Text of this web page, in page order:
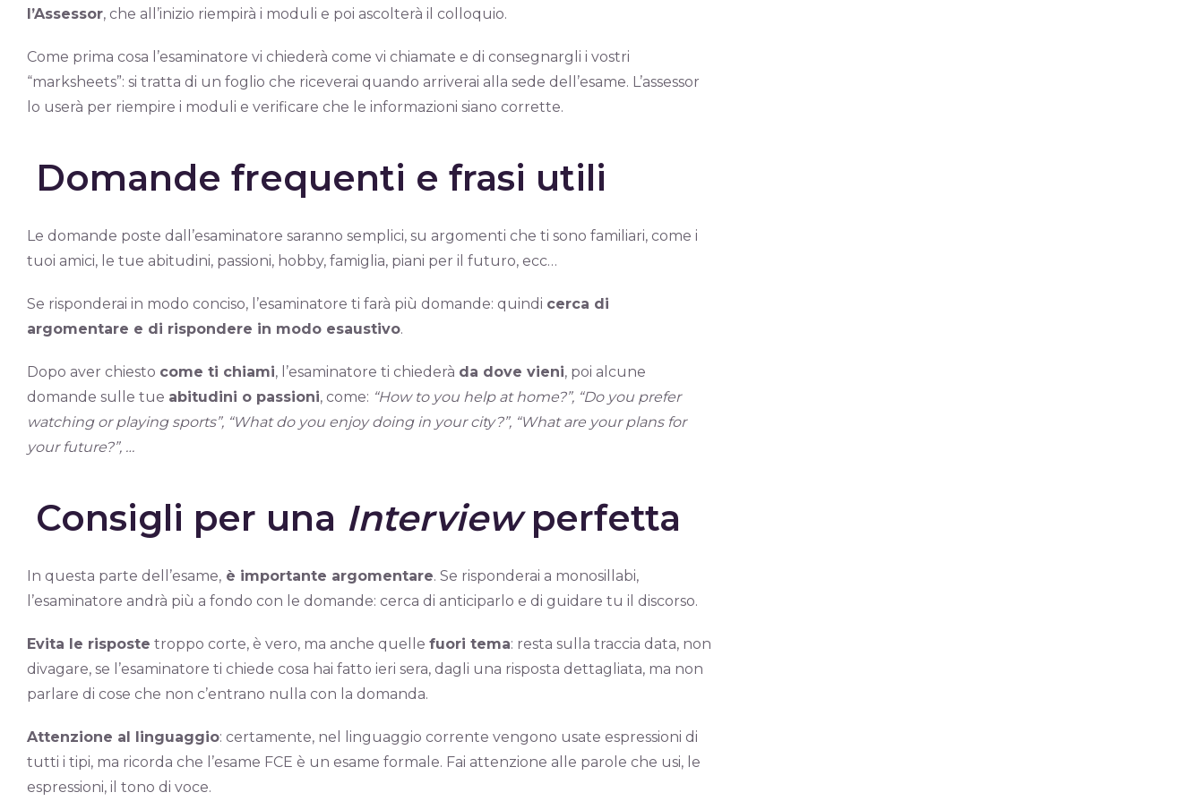
l’Assessor, che all’inizio riempirà i moduli e poi ascolterà il colloquio.
Come prima cosa l’esaminatore vi chiederà come vi chiamate e di consegnargli i vostri
“marksheets”: si tratta di un foglio che riceverai quando arriverai alla sede dell’esame. L’assessor
lo userà per riempire i moduli e verificare che le informazioni siano corrette.
Domande frequenti e frasi utili
Le domande poste dall’esaminatore saranno semplici, su argomenti che ti sono familiari, come i
tuoi amici, le tue abitudini, passioni, hobby, famiglia, piani per il futuro, ecc…
Se risponderai in modo conciso, l’esaminatore ti farà più domande: quindi cerca di
argomentare e di rispondere in modo esaustivo.
Dopo aver chiesto come ti chiami, l’esaminatore ti chiederà da dove vieni, poi alcune
domande sulle tue abitudini o passioni, come: “How to you help at home?”, “Do you prefer
watching or playing sports”, “What do you enjoy doing in your city?”, “What are your plans for
your future?”, …
Consigli per una Interviewperfetta
In questa parte dell’esame,è importante argomentare. Se risponderai a monosillabi,
l’esaminatore andrà più a fondo con le domande: cerca di anticiparlo e di guidare tu il discorso.
Evita le risposte troppo corte, è vero, ma anche quelle fuori tema: resta sulla traccia data, non
divagare, se l’esaminatore ti chiede cosa hai fatto ieri sera, dagli una risposta dettagliata, ma non
parlare di cose che non c’entrano nulla con la domanda.
Attenzione al linguaggio: certamente, nel linguaggio corrente vengono usate espressioni di
tutti i tipi, ma ricorda che l’esame FCE è un esame formale. Fai attenzione alle parole che usi, le
espressioni, il tono di voce.